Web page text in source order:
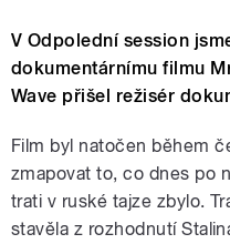
V Odpolední session
dokumentárnímu filmu
Wave přišel režisér
Film byl natočen během
zmapovat to, co dnes po
trati v ruské tajze zbylo.
stavěla z rozhodnutí